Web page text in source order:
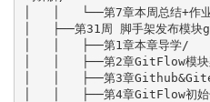
│   │   └──第7章本周总结+作
│   ├──第31周 脚手架发布模
│   │   ├──第1章本章导学/
│   │   ├──第2章GitFlow模块
│   │   ├──第3章
│   │   ├──第4章GitFlow初始